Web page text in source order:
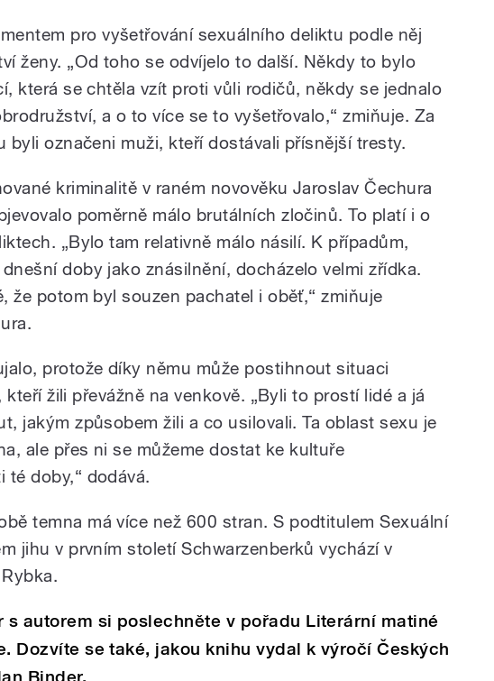
pro vyšetřování sexuálního deliktu podle něj
ženy. „Od toho se odvíjelo to další. Někdy to bylo
která se chtěla vzít proti vůli rodičů, někdy se jednalo
a o to více se to vyšetřovalo,“ zmiňuje. Za
byli označeni muži, kteří dostávali přísnější tresty.
kriminalitě v raném novověku Jaroslav Čechura
poměrně málo brutálních zločinů. To platí i o
„Bylo tam relativně málo násilí. K případům,
doby jako znásilnění, docházelo velmi zřídka.
že potom byl souzen pachatel i oběť,“ zmiňuje
protože díky němu může postihnout situaci
žili převážně na venkově. „Byli to prostí lidé a já
jakým způsobem žili a co usilovali. Ta oblast sexu je
ale přes ni se můžeme dostat ke kultuře
té doby,“ dodává.
temna má více než 600 stran. S podtitulem Sexuální
jihu v prvním století Schwarzenberků vychází v
s autorem si poslechněte v pořadu Literární matiné
Dozvíte se také, jakou knihu vydal k výročí Českých
Binder.